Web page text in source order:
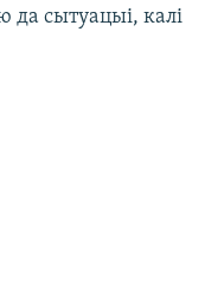
да сытуацыі, калі